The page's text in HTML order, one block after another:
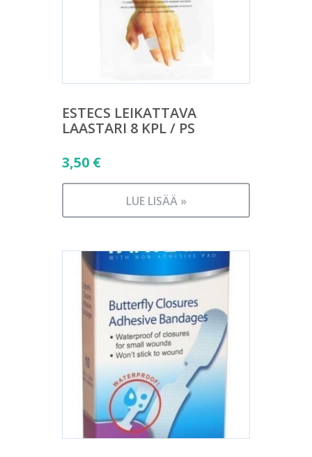
ESTECS LEIKATTAVA
LAASTARI 8 KPL / PS
3,50 €
LUE LISÄÄ »